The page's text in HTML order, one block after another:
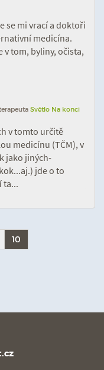
se mi vrací a doktoři
medicína.
v tom, byliny, očista,
Světlo Na konci
v tomto určitě
medicínu (TČM), v
jako jiných-
jde o to
ta...
10